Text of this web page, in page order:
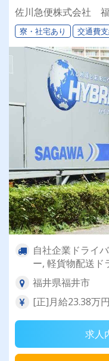
佐川急便株式会社
寮・社宅あり 交通費
自社企業ドライ
ー, 軽貨物配送ド
福井県福井市
[正]月給23.38万
求人